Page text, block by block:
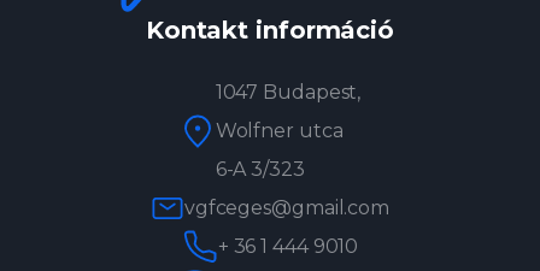
Kontakt információ
1047 Budapest,
Wolfner utca
6-A 3/323
vgfceges@gmail.com
+ 36 1 444 9010